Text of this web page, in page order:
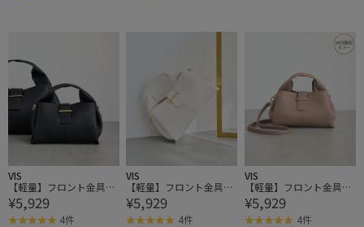
VIS
【軽量】フロント金具エ
アリーソフトミニショル
ダーバッグ
¥5,929
4件
VIS
【軽量】フロント金具エ
アリーソフトミニショル
ダーバッグ
¥5,929
4件
VIS
【軽量】フロント金具エ
アリーソフトミニショル
ダーバッグ
¥5,929
4件